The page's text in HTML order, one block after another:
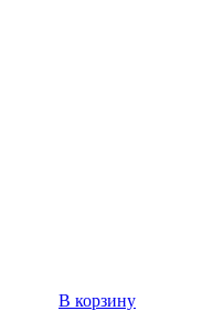
В корзину